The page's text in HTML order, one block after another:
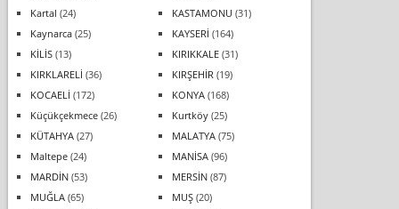
Kartal (24) KASTAMONU (31)
Kaynarca(25) KAYSERİ (164)
KİLİS(13) KIRIKKALE(31)
KIRKLARELİ (36) KIRŞEHİR (19)
KOCAELİ (172) KONYA(168)
Küçükçekmece(26) Kurtköy(25)
KÜTAHYA(27) MALATYA(75)
Maltepe(24) MANİSA(96)
MARDİN(53) MERSİN(87)
MUĞLA(65) MUŞ(20)